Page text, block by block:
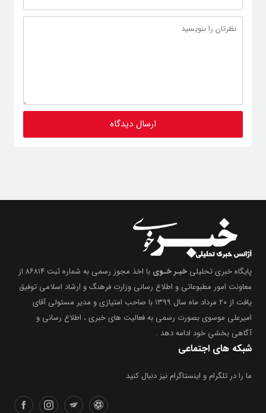
پایگاه خبری تحلیلی خبـر خـوی
با اخذ مجوز رسمی به شماره ثبت ۸۶۸۱۴ از
معاونت امور مطبوعاتی و اطلاع رسانی وزارت فرهنگ و ارشاد اسلامی توفیق
یافت از ۲۰ مرداد ماه سال ۱۳۹۹ با صاحب امتیازی و مدیر مسئولی آقای
امیرعلی موسوی بصورت رسمی به فعالیت های خبری ، اطلاع رسانی و
آگاهی بخشیِ خود ادامه دهد .
شبکه های اجتماعی
ما را در تلگرام و اینستاگرام نیز دنبال کنید